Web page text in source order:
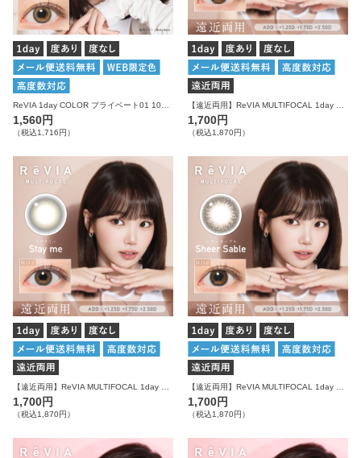
1,560円
（税込1,716円）
1,700円
（税込1,870円）
1,700円
（税込1,870円）
1,700円
（税込1,870円）